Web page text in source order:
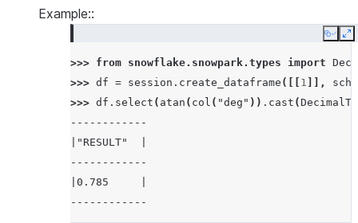
Example::
Copy
>>> from snowflake.snowpark.types import
>>> df = session . create_dataframe ([[ 1 ]],
>>> df . select ( atan ( col ( "deg" )) . cast (
------------
|"RESULT"  |
------------
|0.785     |
------------